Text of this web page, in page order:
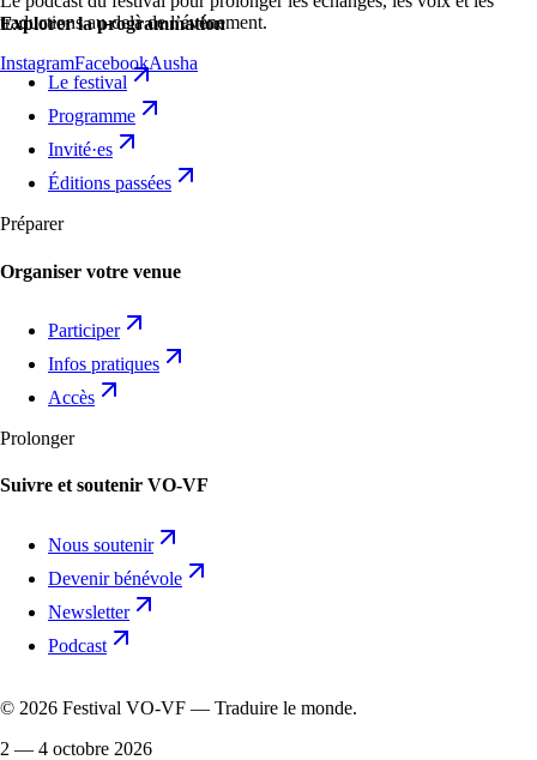
traductions au-delà de l’événement.
InstagramFacebookAusha
Explorer la programmation
Le festival
Programme
Invité·es
Éditions passées
Préparer
Organiser votre venue
Participer
Infos pratiques
Accès
Prolonger
Suivre et soutenir VO-VF
Nous soutenir
Devenir bénévole
Newsletter
Podcast
© 2026 Festival VO-VF — Traduire le monde.
2 — 4 octobre 2026